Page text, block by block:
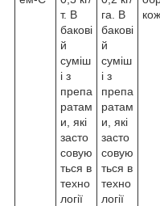
т. В
бакові
й
суміш
і з
препа
ратам
и, які
засто
совую
ться в
техно
логії
га. В
бакові
й
суміш
і з
препа
ратам
и, які
засто
совую
ться в
техно
логії